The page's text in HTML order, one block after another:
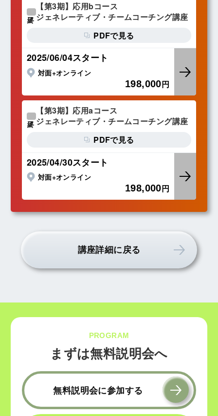
【第3期】応用bコース
ジェネレーティブ・チームコーチング講座
PDFで見る
2025/06/04スタート
対面+オンライン
198,000円
【第3期】応用aコース
ジェネレーティブ・チームコーチング講座
PDFで見る
2025/04/30スタート
対面+オンライン
198,000円
講座詳細に戻る
PROGRAM
まずは無料説明会へ
無料説明会に参加する